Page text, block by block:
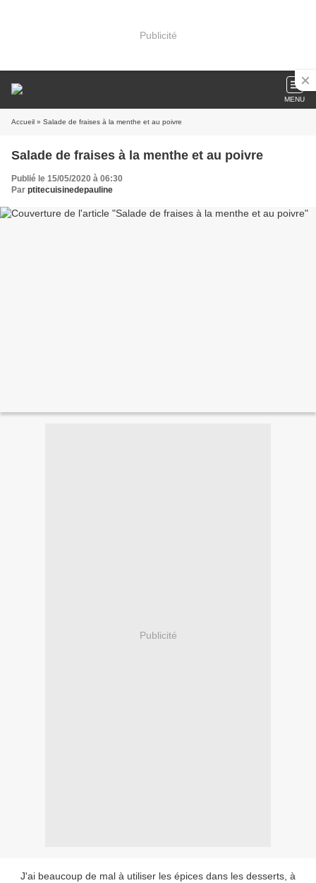
Publicité
MENU
Accueil » Salade de fraises à la menthe et au poivre
Salade de fraises à la menthe et au poivre
Publié le 15/05/2020 à 06:30
Par ptitecuisinedepauline
Publicité
J'ai beaucoup de mal à utiliser les épices dans les desserts, à